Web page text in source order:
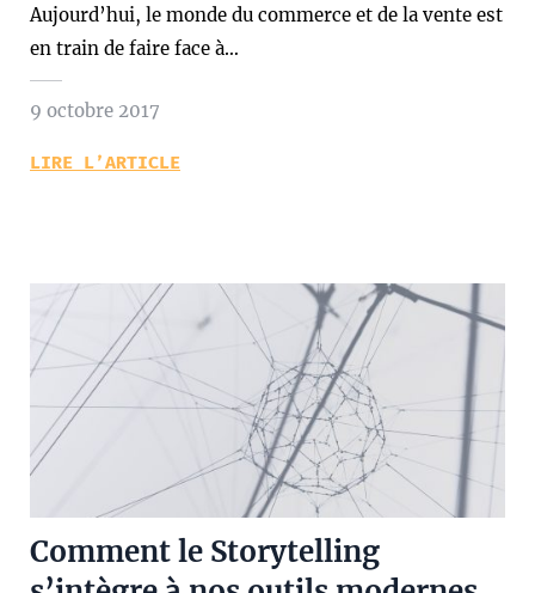
Aujourd’hui, le monde du commerce et de la vente est
en train de faire face à…
9 octobre 2017
LIRE L’ARTICLE
Comment le Storytelling